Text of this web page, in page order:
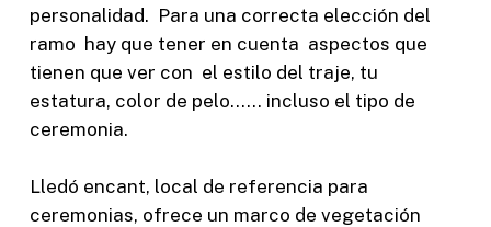
personalidad. Para una correcta elección del
ramo hay que tener en cuenta aspectos que
tienen que ver con el estilo del traje, tu
estatura, color de pelo…… incluso el tipo de
ceremonia.
Lledó encant, local de referencia para
ceremonias, ofrece un marco de vegetación